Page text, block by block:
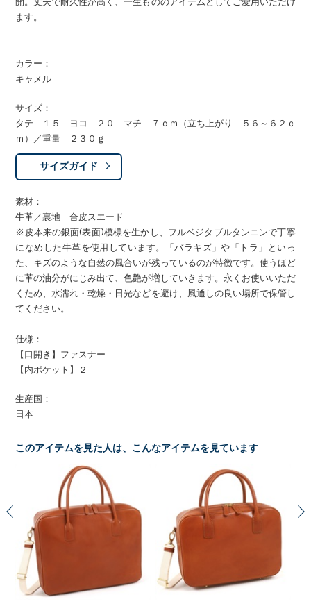
ます。
カラー：
キャメル
サイズ：
タテ １５ ヨコ ２０ マチ ７ｃｍ（立ち上がり ５６～６２ｃ
ｍ）／重量 ２３０ｇ
サイズガイド
素材：
牛革／裏地 合皮スエード
※皮本来の銀面(表面)模様を生かし、フルベジタブルタンニンで丁寧
になめした牛革を使用しています。「バラキズ」や「トラ」といっ
た、キズのような自然の風合いが残っているのが特徴です。使うほど
に革の油分がにじみ出て、色艶が増していきます。永くお使いいただ
くため、水濡れ・乾燥・日光などを避け、風通しの良い場所で保管し
てください。
仕様：
【口開き】ファスナー
【内ポケット】２
生産国：
日本
このアイテムを見た人は、こんなアイテムを見ています